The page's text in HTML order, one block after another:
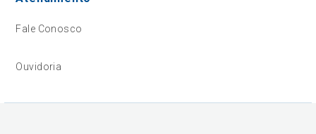
Fale Conosco
Ouvidoria